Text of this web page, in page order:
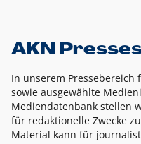
AKN
In unserem
sowie ausgewählte
Mediendatenbank stellen
für redaktionelle Zwecke
Material kann für